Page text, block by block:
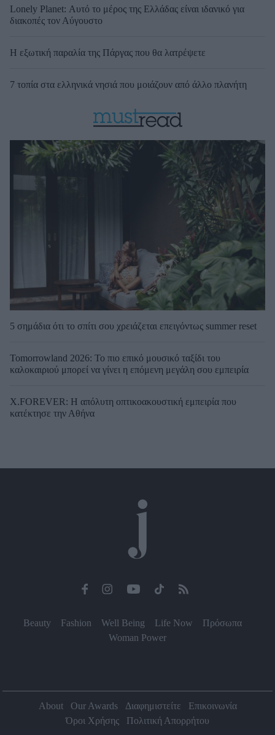
Lonely Planet: Αυτό το μέρος της Ελλάδας είναι ιδανικό για
διακοπές τον Αύγουστο
Η εξωτική παραλία της Πάργας που θα λατρέψετε
7 τοπία στα ελληνικά νησιά που μοιάζουν από άλλο πλανήτη
5 σημάδια ότι το σπίτι σου χρειάζεται επειγόντως summer reset
Tomorrowland 2026: Το πιο επικό μουσικό ταξίδι του
καλοκαιριού μπορεί να γίνει η επόμενη μεγάλη σου εμπειρία
X.FOREVER: Η απόλυτη οπτικοακουστική εμπειρία που
κατέκτησε την Αθήνα
Beauty Fashion Well Being Life Now
Πρόσωπα
Woman Power
About Our Awards Διαφημιστείτε
Επικοινωνία
Όροι Χρήσης
Πολιτική Απορρήτου